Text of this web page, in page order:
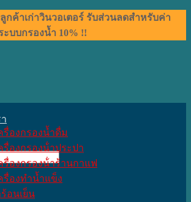
กค้าเก่าวินวอเตอร์ รับส่วนลดสำหรับค่า
ะบบกรองน้ำ 10% !!
รื่องกรองน้ำดื่ม
รื่องกรองน้ําประปา
รื่องกรองน้ําร้านกาแฟ
รื่องทำน้ำแข็ง
อนเย็น